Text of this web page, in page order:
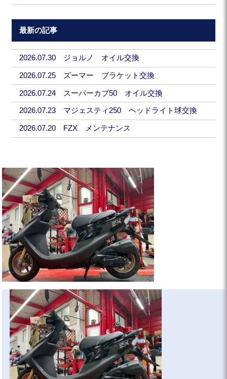
最新の記事
2026.07.30 ジョルノ オイル交換
2026.07.25 ズーマー ブラケット交換
2026.07.24 スーパーカブ50 オイル交換
2026.07.23 マジェスティ250 ヘッドライト球交換
2026.07.20 FZX メンテナンス